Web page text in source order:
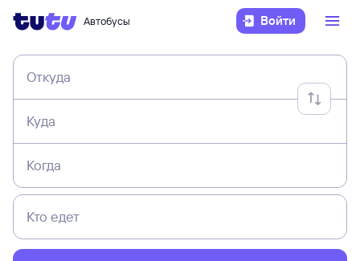
Автобусы Войти
Откуда
Куда
Когда
Кто едет